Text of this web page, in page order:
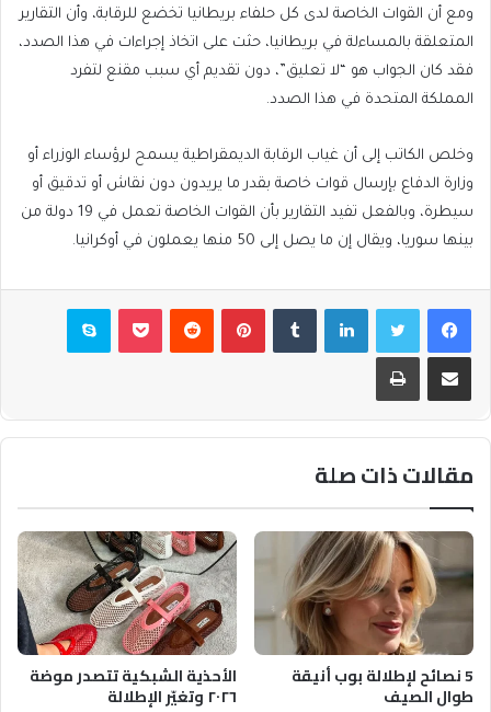
ومع أن القوات الخاصة لدى كل حلفاء بريطانيا تخضع للرقابة، وأن التقارير
المتعلقة بالمساءلة في بريطانيا، حثت على اتخاذ إجراءات في هذا الصدد،
فقد كان الجواب هو “لا تعليق”، دون تقديم أي سبب مقنع لتفرد
المملكة المتحدة في هذا الصدد.
وخلص الكاتب إلى أن غياب الرقابة الديمقراطية يسمح لرؤساء الوزراء أو
وزارة الدفاع بإرسال قوات خاصة بقدر ما يريدون دون نقاش أو تدقيق أو
سيطرة، وبالفعل تفيد التقارير بأن القوات الخاصة تعمل في 19 دولة من
بينها سوريا، ويقال إن ما يصل إلى 50 منها يعملون في أوكرانيا.
فيسبوكتويتر لينكدإن بينتيريست بوكيت سكايب
مشاركة عبر البريد طباعة
مقالات ذات صلة
5 نصائح لإطلالة بوب أنيقة
طوال الصيف
الأحذية الشبكية تتصدر موضة
٢٠٢٦ وتغيّر الإطلالة